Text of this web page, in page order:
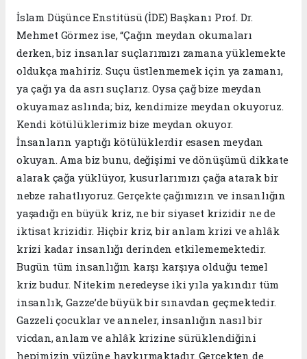
İslam Düşünce Enstitüsü (İDE) Başkanı Prof. Dr.
Mehmet Görmez ise, “Çağın meydan okumaları
derken, biz insanlar suçlarımızı zamana yüklemekte
oldukça mahiriz. Suçu üstlenmemek için ya zamanı,
ya çağı ya da asrı suçlarız. Oysa çağ bize meydan
okuyamaz aslında; biz, kendimize meydan okuyoruz.
Kendi kötülüklerimiz bize meydan okuyor.
İnsanların yaptığı kötülüklerdir esasen meydan
okuyan. Ama biz bunu, değişimi ve dönüşümü dikkate
alarak çağa yüklüyor, kusurlarımızı çağa atarak bir
nebze rahatlıyoruz. Gerçekte çağımızın ve insanlığın
yaşadığı en büyük kriz, ne bir siyaset krizidir ne de
iktisat krizidir. Hiçbir kriz, bir anlam krizi ve ahlâk
krizi kadar insanlığı derinden etkilememektedir.
Bugün tüm insanlığın karşı karşıya olduğu temel
kriz budur. Nitekim neredeyse iki yıla yakındır tüm
insanlık, Gazze’de büyük bir sınavdan geçmektedir.
Gazzeli çocuklar ve anneler, insanlığın nasıl bir
vicdan, anlam ve ahlâk krizine sürüklendiğini
hepimizin yüzüne haykırmaktadır. Gerçekten de